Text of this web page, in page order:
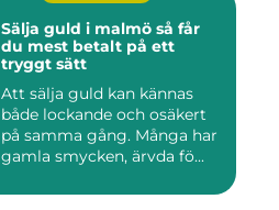
Sälja guld i malmö så får
du mest betalt på ett
tryggt sätt
Att sälja guld kan kännas
både lockande och osäkert
på samma gång. Många har
gamla smycken, ärvda fö...